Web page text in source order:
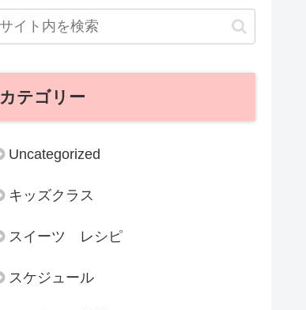
カテゴリー
Uncategorized
キッズクラス
スイーツ レシピ
スケジュール